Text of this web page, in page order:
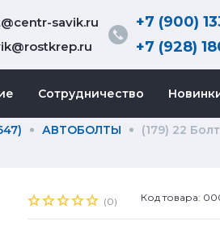
savik.ru
+7 (900)
+7 (928)
Сотрудничество
АВТОБОЛТЫ (179) 22
(0) Код товара: